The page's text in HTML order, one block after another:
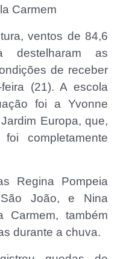
Carmem
ventos de 84,6
destelharam as
de receber
(21). A escola
foi a Yvonne
Europa, que,
completamente
Regina Pompeia
João, e Nina
Carmem, também
durante a chuva.